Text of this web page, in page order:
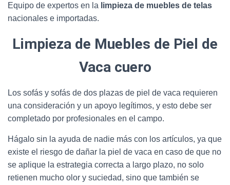
Equipo de expertos en la limpieza de muebles de telas
nacionales e importadas.
Limpieza de Muebles de Piel de
Vaca cuero
Los sofás y sofás de dos plazas de piel de vaca requieren
una consideración y un apoyo legítimos, y esto debe ser
completado por profesionales en el campo.
Hágalo sin la ayuda de nadie más con los artículos, ya que
existe el riesgo de dañar la piel de vaca en caso de que no
se aplique la estrategia correcta a largo plazo, no solo
retienen mucho olor y suciedad, sino que también se